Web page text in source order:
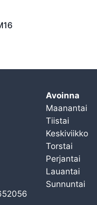
Avoinna
Maanantai
Tiistai
Keskiviikko
Torstai
Perjantai
Lauantai
Sunnuntai